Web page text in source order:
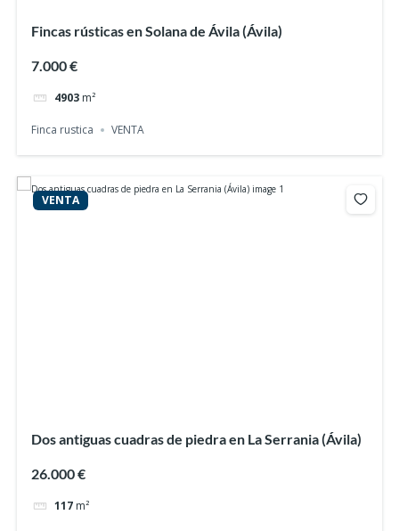
Fincas rústicas en Solana de Ávila (Ávila)
7.000 €
4903 m²
Finca rustica VENTA
VENTA
Dos antiguas cuadras de piedra en La Serrania (Ávila)
26.000 €
117 m²